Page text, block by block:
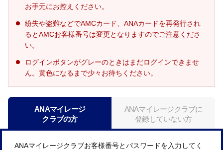
お手元にお控えください。
紛失や盗難などでAMCカード、ANAカードを再発行され
るとAMCお客様番号は変更となりますのでご注意くださ
い。
ログインボタンがグレーのときはまだログインできませ
ん。黄色になるまで少々お待ちください。
ANAマイレージ
クラブの方
ANAマイレージクラブに
登録していない方
ANAマイレージクラブお客様番号とパスワードを入力してく